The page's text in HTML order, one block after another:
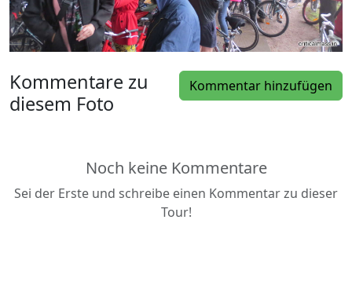
Kommentar hinzufügen
Kommentare zu
diesem Foto
Noch keine Kommentare
Sei der Erste und schreibe einen Kommentar zu dieser
Tour!